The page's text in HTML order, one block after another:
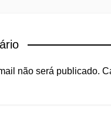
não será publicado.